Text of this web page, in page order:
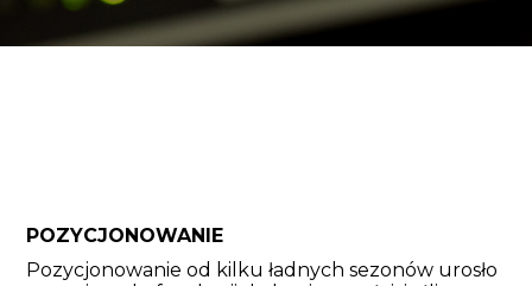
POZYCJONOWANIE
Pozycjonowanie od kilku ładnych sezonów urosło